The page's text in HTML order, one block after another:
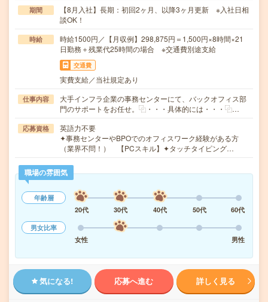
期間
【8月入社】長期：初回2ヶ月、以降3ヶ月更新 ※入社日相
談OK！
時給
時給1500円／【月収例】298,875円＝1,500円×8時間×21
日勤務＋残業代25時間の場合 ※交通費別途支給
交通費
実費支給／当社規定あり
仕事内容
大手インフラ企業の事務センターにて、バックオフィス部
門のサポートをお任せ。⿻・・・具体的には・・・⿻…
応募資格
英語力不要
✦事務センターやBPOでのオフィスワーク経験がある方
（業界不問！） 【PCスキル】✦タッチタイピング…
職場の雰囲気
年齢層
20代
30代 40代 50代
60代
男女比率
女性
男性
気になる! 応募へ進む 詳しく見る